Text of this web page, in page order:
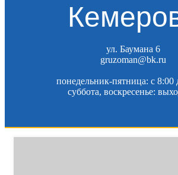
ул. Баумана 6
gruzoman@bk.ru
понедельник-пятница: c 8:00
суббота, воскресенье: